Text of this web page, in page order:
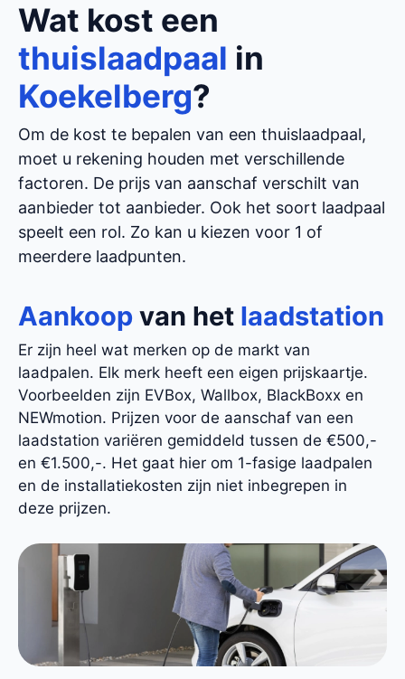
Wat kost een
thuislaadpaal in
Koekelberg?
Om de kost te bepalen van een thuislaadpaal,
moet u rekening houden met verschillende
factoren. De prijs van aanschaf verschilt van
aanbieder tot aanbieder. Ook het soort laadpaal
speelt een rol. Zo kan u kiezen voor 1 of
meerdere laadpunten.
Aankoop van het laadstation
Er zijn heel wat merken op de markt van
laadpalen. Elk merk heeft een eigen prijskaartje.
Voorbeelden zijn EVBox, Wallbox, BlackBoxx en
NEWmotion. Prijzen voor de aanschaf van een
laadstation variëren gemiddeld tussen de €500,-
en €1.500,-. Het gaat hier om 1-fasige laadpalen
en de installatiekosten zijn niet inbegrepen in
deze prijzen.